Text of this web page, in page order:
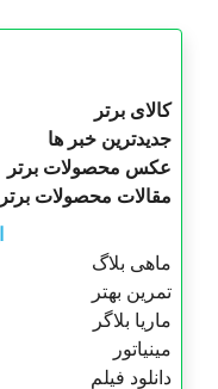
کالای برتر
جدیدترین خبر ها
عکس محصولات برتر
مقالات محصولات برتر
ماهی بلاگ
تمرین بهتر
ماریا بلاگر
مینیاتور
دانلود فیلم